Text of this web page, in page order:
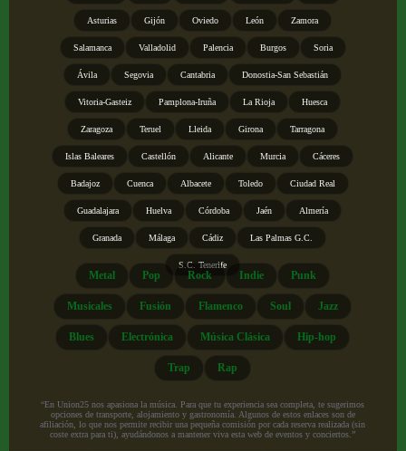
Asturias Gijón Oviedo León Zamora
Salamanca Valladolid Palencia Burgos Soria
Ávila Segovia Cantabria Donostia-San Sebastián
Vitoria-Gasteiz Pamplona-Iruña La Rioja Huesca
Zaragoza Teruel Lleida Girona Tarragona
Islas Baleares Castellón Alicante Murcia Cáceres
Badajoz Cuenca Albacete Toledo Ciudad Real
Guadalajara Huelva Córdoba Jaén Almería
Granada Málaga Cádiz Las Palmas G.C.
S.C. Tenerife
Metal Pop Rock Indie Punk
Musicales Fusión Flamenco Soul Jazz
Blues Electrónica Música Clásica Hip-hop
Trap Rap
“En Union25 nos apasiona la música. Para que tu experiencia sea completa, te sugerimos
opciones de transporte, alojamiento y gastronomía. Algunos de estos enlaces son de
afiliación, lo que nos permite recibir una pequeña comisión por cada reserva realizada (sin
coste extra para ti), ayudándonos a mantener viva esta web de eventos y conciertos.”